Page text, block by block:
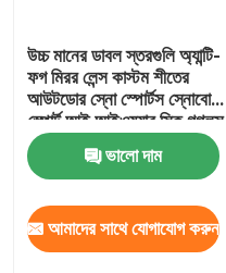
উচ্চ মানের ডাবল স্তরগুলি অ্যান্টি-
ফগ মিরর লেন্স কাস্টম শীতের
আউটডোর স্নো স্পোর্টস স্নোবোর্ড
স্পোর্ট আই আইওয়্যার স্কি গগলস
ভালো দাম
আমাদের সাথে যোগাযোগ করুন